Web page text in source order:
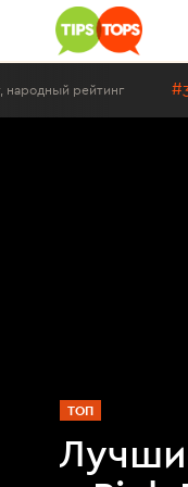
#31 Брендан
ТОП